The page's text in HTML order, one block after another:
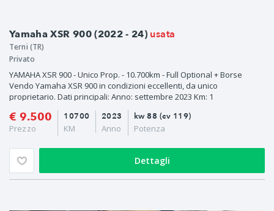
Yamaha XSR 900 (2022 - 24) usata
Terni (TR)
Privato
YAMAHA XSR 900 - Unico Prop. - 10.700km - Full Optional + Borse
Vendo Yamaha XSR 900 in condizioni eccellenti, da unico
proprietario. Dati principali: Anno: settembre 2023 Km: 1
€ 9.500
Prezzo
2023
Anno
10700
KM
kw 88 (cv 119)
Potenza
Dettagli